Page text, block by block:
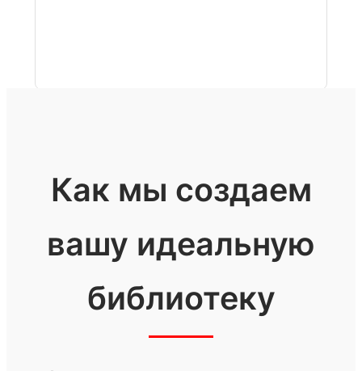
Как мы создаем
вашу идеальную
библиотеку